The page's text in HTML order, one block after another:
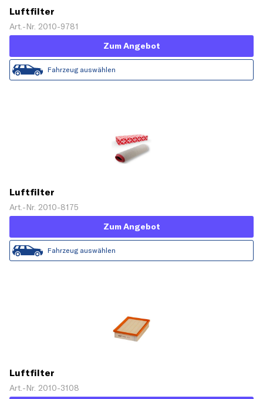
Luftfilter
Art.-Nr. 2010-9781
Zum Angebot
Fahrzeug auswählen
Luftfilter
Art.-Nr. 2010-8175
Zum Angebot
Fahrzeug auswählen
Luftfilter
Art.-Nr. 2010-3108